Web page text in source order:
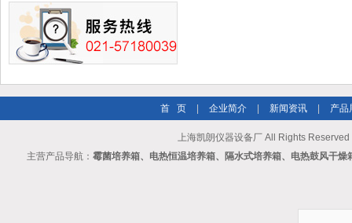
首 页 企业简介 新闻资讯 产品
上海凯朗仪器设备厂 All Rights Reserved
主营产品导航： 霉菌培养箱、电热恒温培养箱、隔水式培养箱、电热鼓风干